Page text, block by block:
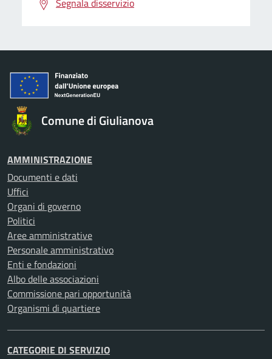
Comune di Giulianova
AMMINISTRAZIONE
Documenti e dati
Uffici
Organi di governo
Politici
Aree amministrative
Personale amministrativo
Enti e fondazioni
Albo delle associazioni
Commissione pari opportunità
Organismi di quartiere
CATEGORIE DI SERVIZIO